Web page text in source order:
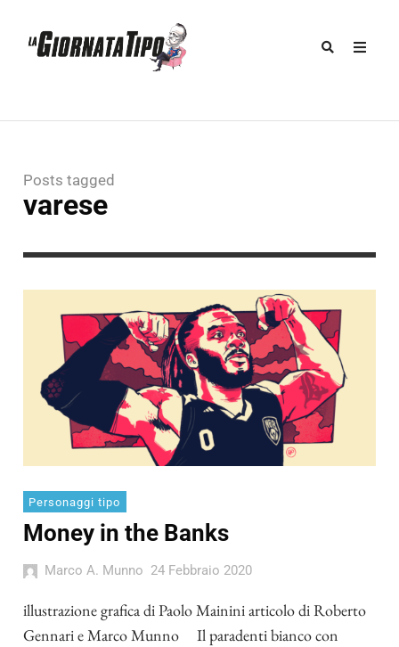
Posts tagged
varese
Personaggi tipo
Money in the Banks
Marco A. Munno 24 Febbraio 2020
illustrazione grafica di Paolo Mainini articolo di Roberto
Gennari e Marco Munno Il paradenti bianco con